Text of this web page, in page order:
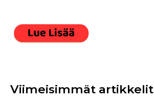
Viimeisimmät artikkelit